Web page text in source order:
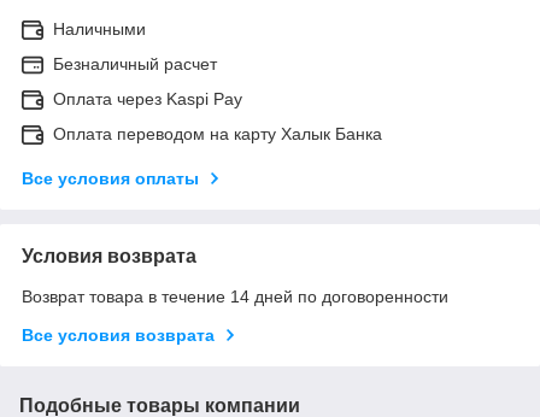
Наличными
Безналичный расчет
Оплата через Kaspi Pay
Оплата переводом на карту Халык Банка
Все условия оплаты
Условия возврата
Возврат товара в течение 14 дней по договоренности
Все условия возврата
Подобные товары компании